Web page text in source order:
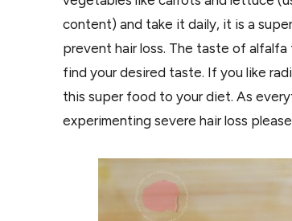
content) and take it daily, it is a
prevent hair loss. The taste of alfalfa
find your desired taste. If you like
this super food to your diet. As
experimenting severe hair loss